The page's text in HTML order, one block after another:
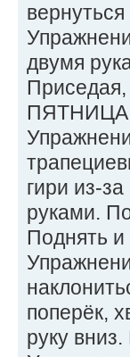
двумя
Приседая,
ПЯТНИЦА
гири из-
руками.
Поднять и
поперёк,
руку